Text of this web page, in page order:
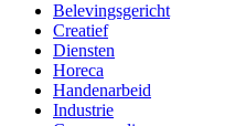
Belevingsgericht
Creatief
Diensten
Horeca
Handenarbeid
Industrie